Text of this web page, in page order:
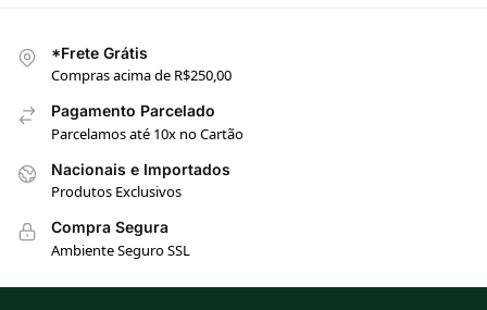
*Frete Grátis
Compras acima de R$250,00
Pagamento Parcelado
Parcelamos até 10x no Cartão
Nacionais e Importados
Produtos Exclusivos
Compra Segura
Ambiente Seguro SSL